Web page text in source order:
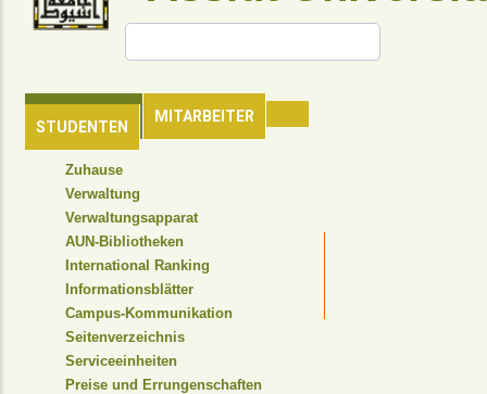
MITARBEITER
STUDENTEN
Suche
HEADER
NAVIGATION
Zuhause
Verwaltung
Verwaltungsapparat
AUN-Bibliotheken
International Ranking
Informationsblätter
Campus-Kommunikation
Seitenverzeichnis
Serviceeinheiten
Preise und Errungenschaften